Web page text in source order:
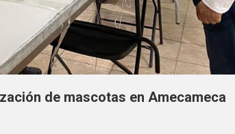
de mascotas en Amecameca